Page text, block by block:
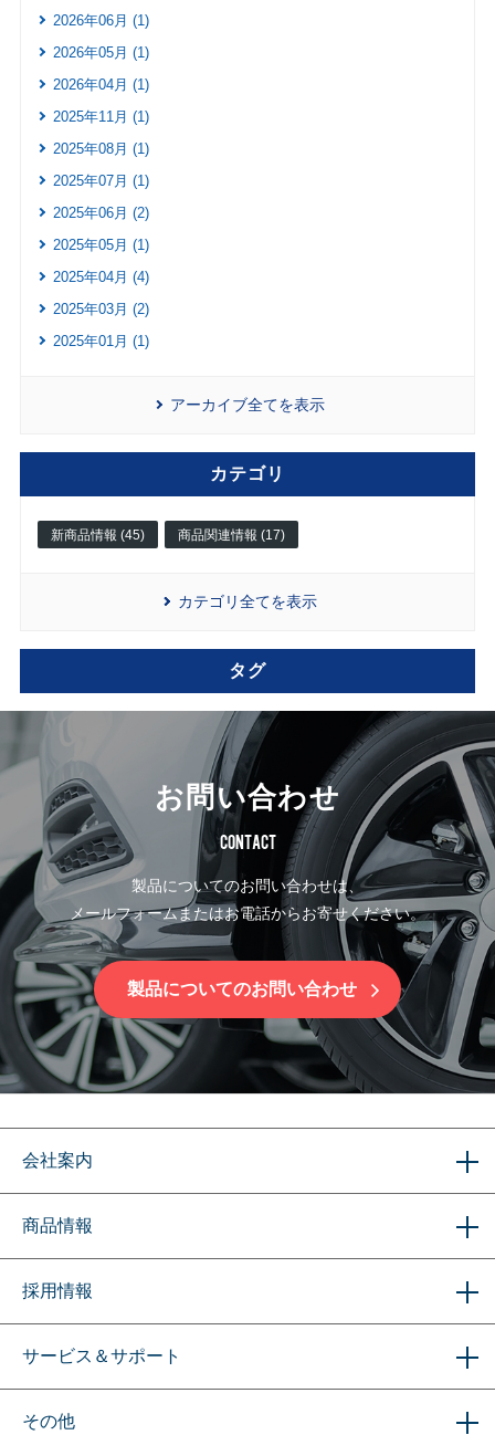
2026年06月 (1)
2026年05月 (1)
2026年04月 (1)
2025年11月 (1)
2025年08月 (1)
2025年07月 (1)
2025年06月 (2)
2025年05月 (1)
2025年04月 (4)
2025年03月 (2)
2025年01月 (1)
アーカイブ全てを表示
カテゴリ
新商品情報 (45) 商品関連情報 (17)
カテゴリ全てを表示
タグ
お問い合わせ
CONTACT
製品についてのお問い合わせは、
メールフォームまたはお電話からお寄せください。
製品についてのお問い合わせ
会社案内
商品情報
採用情報
サービス＆サポート
その他